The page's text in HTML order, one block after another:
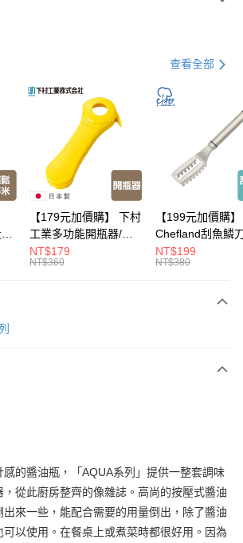
】
供，台灣大哥大用戶可立即使用無須另外申請。
你分期」，訂單成立後會自動跳轉到大哥付的交易
數及費用金額請依後續交易確認頁面所載為準。
未前往確認交易或遇審核未通過，訂單將自動取
通過狀況，表示未達大哥付你分期系統評分，恕無
單，「大哥付你分期」於每月結算日後寄送繳費提
後，可選擇「超商條碼／台灣大直營門市／銀行轉
MONEY」等通路繳費。
大股份有限公司」（以下簡稱本公司）所提供，讓
含以上)免運費
含以上)免運費
含以上)免運費
查看全部
8
【179元加價購】 下村
工業多功能開瓶器/開
瓶器/餐廚用品/料理道
具/任二件8折
NT$179
NT$360
【199元加價購】
Chefland刮魚鱗
魚鱗器/廚房用品/
道具/任二件8折
NT$199
NT$380
的醬油瓶，「AQUA系列」提供一整套調味
，從此廚房整齊的像雜誌。高尚的按壓式醬油
來一些，能配合需要的用量倒出，除了醬油
可以使用。在餐桌上或煮菜時都很好用。因為